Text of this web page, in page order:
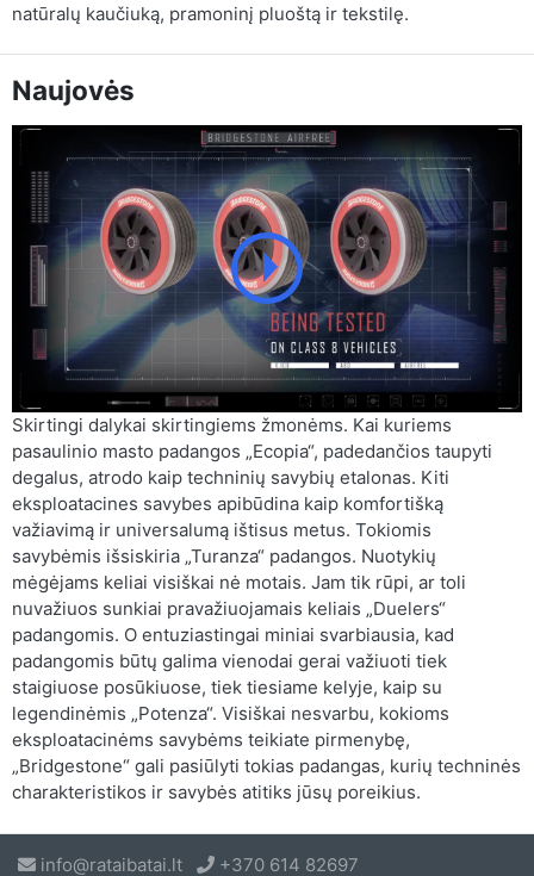
natūralų kaučiuką, pramoninį pluoštą ir tekstilę.
Naujovės
Skirtingi dalykai skirtingiems žmonėms. Kai kuriems
pasaulinio masto padangos „Ecopia“, padedančios taupyti
degalus, atrodo kaip techninių savybių etalonas. Kiti
eksploatacines savybes apibūdina kaip komfortišką
važiavimą ir universalumą ištisus metus. Tokiomis
savybėmis išsiskiria „Turanza“ padangos. Nuotykių
mėgėjams keliai visiškai nė motais. Jam tik rūpi, ar toli
nuvažiuos sunkiai pravažiuojamais keliais „Duelers“
padangomis. O entuziastingai miniai svarbiausia, kad
padangomis būtų galima vienodai gerai važiuoti tiek
staigiuose posūkiuose, tiek tiesiame kelyje, kaip su
legendinėmis „Potenza“. Visiškai nesvarbu, kokioms
eksploatacinėms savybėms teikiate pirmenybę,
„Bridgestone“ gali pasiūlyti tokias padangas, kurių techninės
charakteristikos ir savybės atitiks jūsų poreikius.
info@rataibatai.lt +370 614 82697